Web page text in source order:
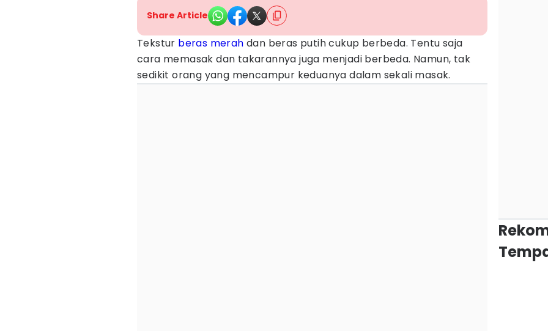
Share Article
Tekstur beras merah dan beras putih cukup berbeda. Tentu saja
cara memasak dan takarannya juga menjadi berbeda. Namun, tak
sedikit orang yang mencampur keduanya dalam sekali masak.